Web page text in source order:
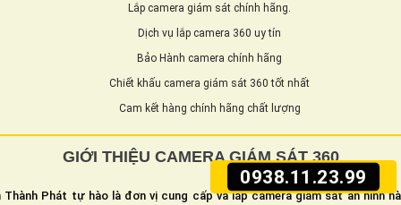
0938.11.23.99
Lắp camera giám sát chính hãng.
Dịch vụ lắp camera 360 uy tín
Bảo Hành camera chính hãng
Chiết khấu camera giám sát 360 tốt nhất
Cam kết hàng chính hãng chất lượng
GIỚI THIỆU CAMERA GIÁM SÁT 360
Thành Phát tự hào là đơn vị cung cấp và lắp camera giám sát an ninh